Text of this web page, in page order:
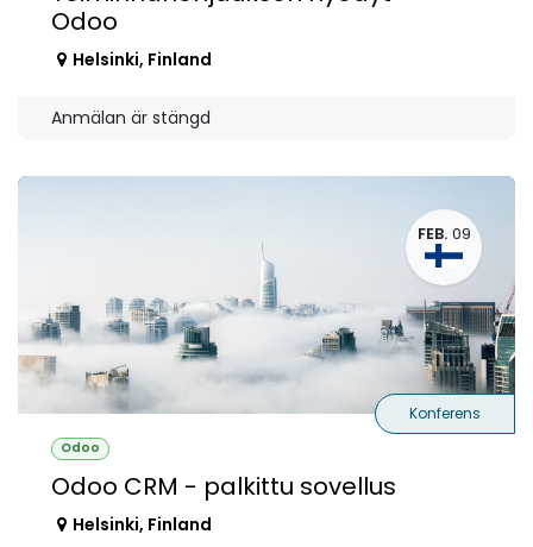
Odoo
Helsinki, Finland
Anmälan är stängd
FEB. 09
Odoo
Odoo CRM - palkittu sovellus
Konferens
Helsinki, Finland